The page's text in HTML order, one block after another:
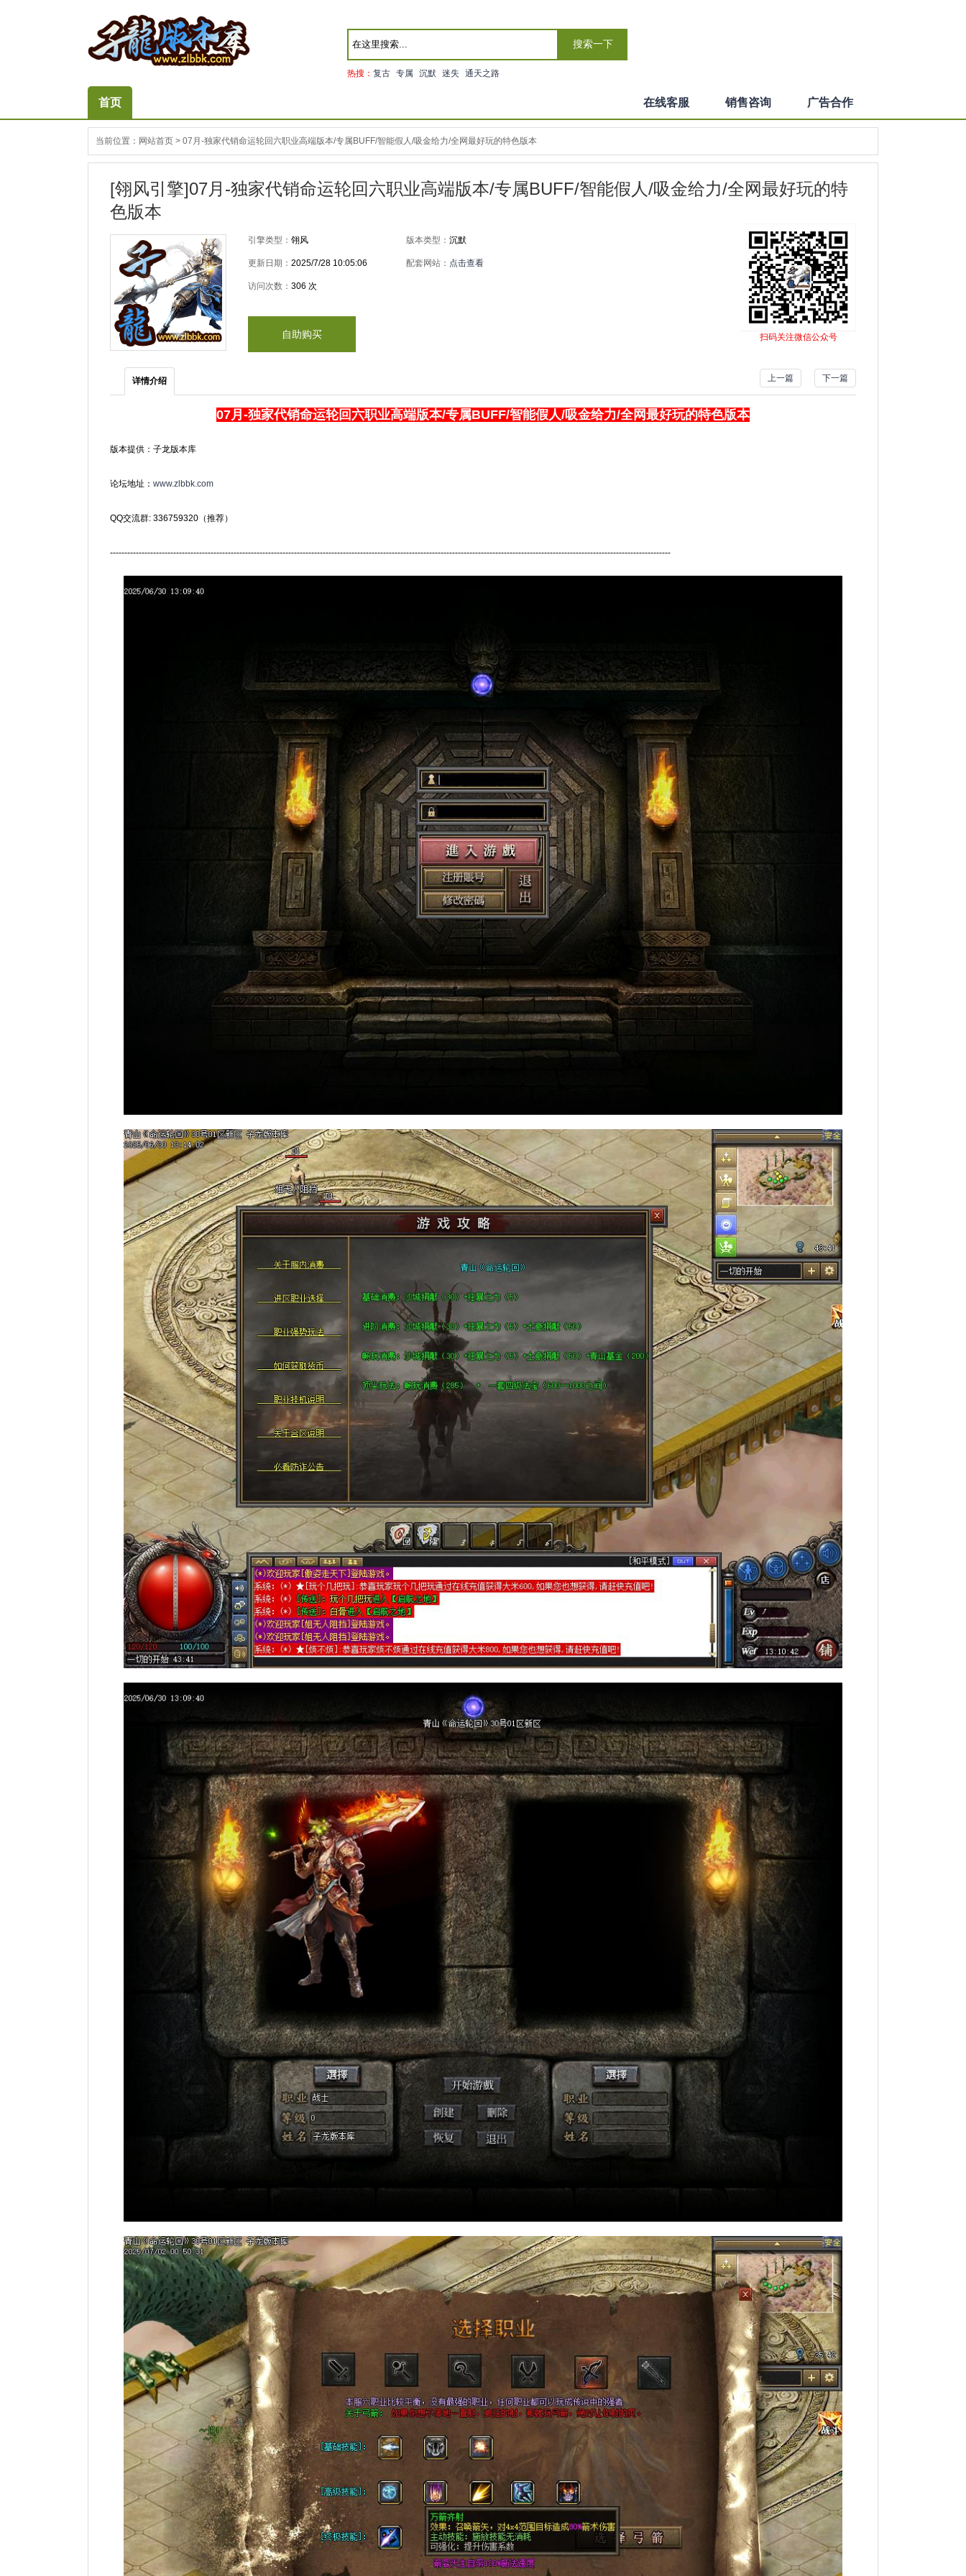
搜索一下
热搜： 复古 专属 沉默 迷失 通天之路
首页 在线客服 销售咨询 广告合作
当前位置： 网站首页 > 07月-独家代销命运轮回六职业高端版本/专属BUFF/智能假人/吸金给力/全网最好玩的特色版本
[翎风引擎]07月-独家代销命运轮回六职业高端版本/专属BUFF/智能假人/吸金给力/全网最好玩的特
色版本
引擎类型： 翎风 版本类型： 沉默
更新日期： 2025/7/28 10:05:06 配套网站： 点击查看
访问次数： 306 次
扫码关注微信公众号
自助购买
详情介绍 上一篇 下一篇
07月-独家代销命运轮回六职业高端版本/专属BUFF/智能假人/吸金给力/全网最好玩的特色版本
版本提供：子龙版本库
论坛地址： www.zlbbk.com
QQ交流群: 336759320（推荐）
---------------------------------------------------------------------------------------------------------------------------------------------------------------------------------------------------